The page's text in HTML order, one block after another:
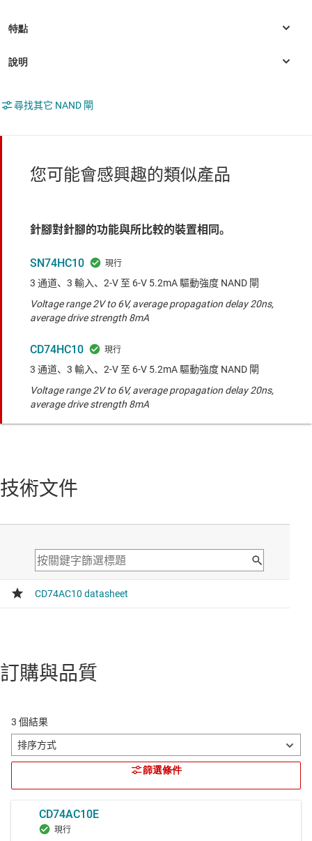
尋找其它 NAND 閘
您可能會感興趣的類似產品
針腳對針腳的功能與所比較的裝置相同。
SN74HC10
3 通道、3 輸入、2-V 至 6-V 5.2mA 驅動強度 NAND 閘
Voltage range 2V to 6V, average propagation delay 20ns,
average drive strength 8mA
CD74HC10
3 通道、3 輸入、2-V 至 6-V 5.2mA 驅動強度 NAND 閘
Voltage range 2V to 6V, average propagation delay 20ns,
average drive strength 8mA
技術文件
訂購與品質